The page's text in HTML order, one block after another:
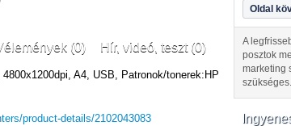
(0) Hír, videó, teszt (0)
A4, USB, Patronok/tonerek:HP
product-details/2102043083
Oldal
A
posztok
marketing
szükséges.